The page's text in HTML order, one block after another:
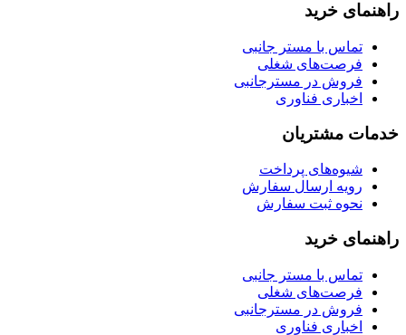
راهنمای خرید
تماس با مستر جانبی
فرصت‌های شغلی
فروش در مسترجانبی
اخباری فناوری
خدمات مشتریان
شیوه‌های پرداخت
رویه ارسال سفارش
نحوه ثبت سفارش
راهنمای خرید
تماس با مستر جانبی
فرصت‌های شغلی
فروش در مسترجانبی
اخباری فناوری